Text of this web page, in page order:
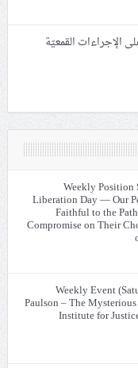
الإجراءات القمعيّة
Weekly Position
Liberation Day — Our
Faithful to the
Compromise on Their
Weekly Event
Paulson – The
Institute for